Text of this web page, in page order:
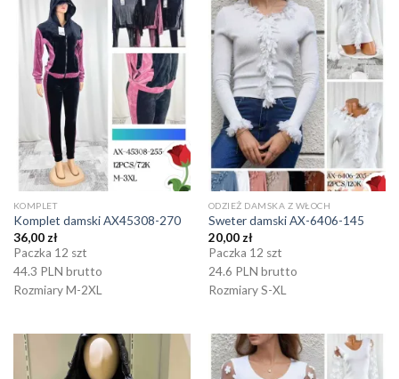
KOMPLET
Komplet damski AX45308-270
36,00 zł
Paczka 12 szt
44.3 PLN brutto
Rozmiary M-2XL
ODZIEŻ DAMSKA Z WŁOCH
Sweter damski AX-6406-145
20,00 zł
Paczka 12 szt
24.6 PLN brutto
Rozmiary S-XL